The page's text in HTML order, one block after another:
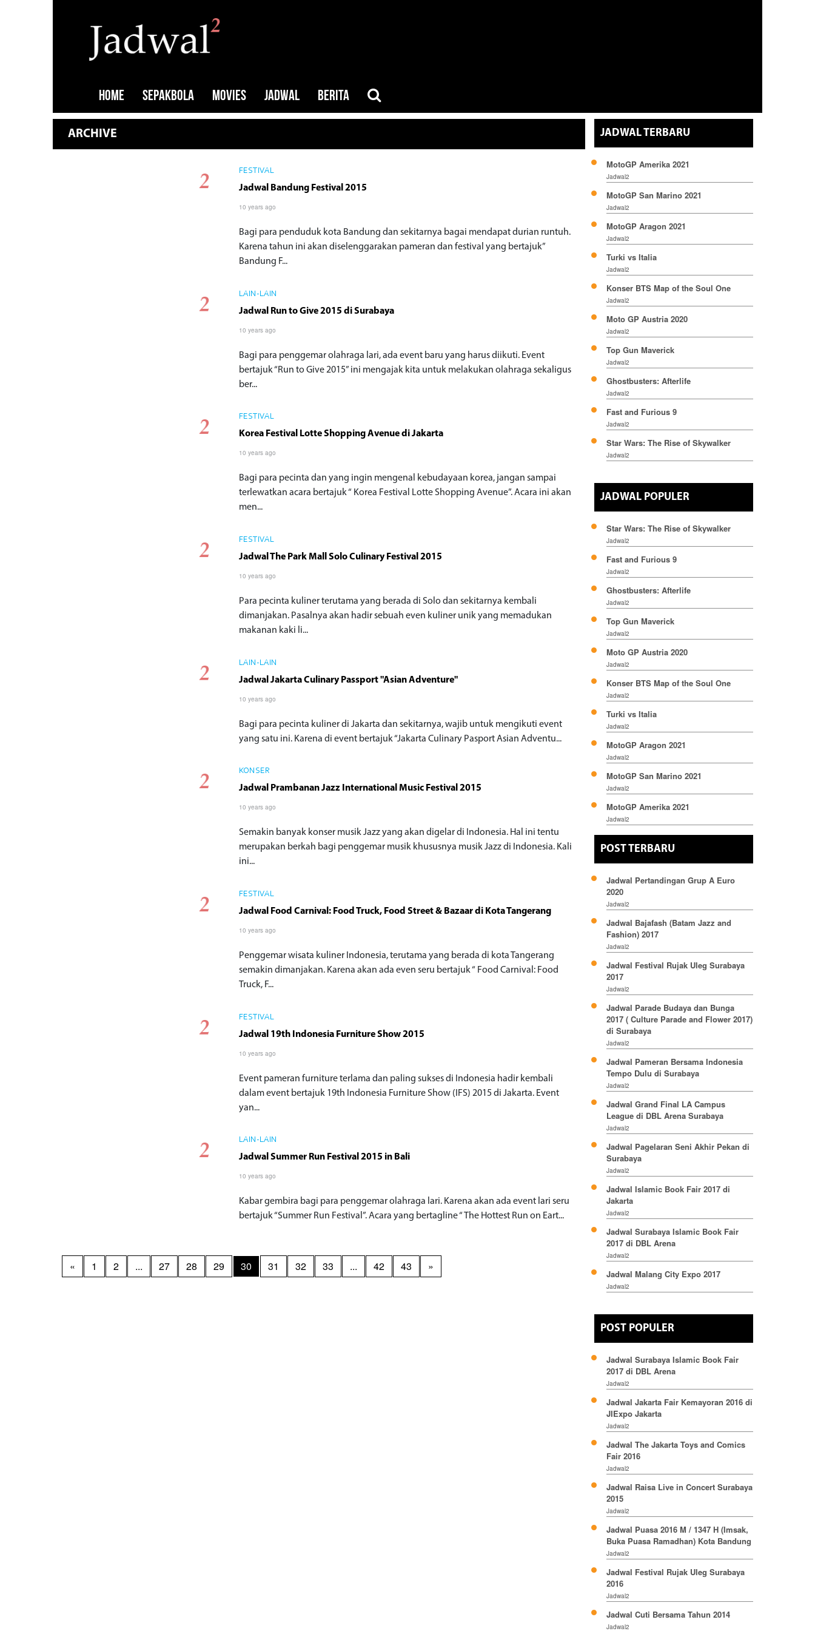
HOME SEPAKBOLA MOVIES JADWAL BERITA
ARCHIVE
FESTIVAL
Jadwal Bandung Festival 2015
10 years ago
Bagi para penduduk kota Bandung dan sekitarnya bagai mendapat durian runtuh.
Karena tahun ini akan diselenggarakan pameran dan festival yang bertajuk”
Bandung F...
LAIN-LAIN
Jadwal Run to Give 2015 di Surabaya
10 years ago
Bagi para penggemar olahraga lari, ada event baru yang harus diikuti. Event
bertajuk “Run to Give 2015” ini mengajak kita untuk melakukan olahraga sekaligus
ber...
FESTIVAL
Korea Festival Lotte Shopping Avenue di Jakarta
10 years ago
Bagi para pecinta dan yang ingin mengenal kebudayaan korea, jangan sampai
terlewatkan acara bertajuk “ Korea Festival Lotte Shopping Avenue”. Acara ini akan
men...
FESTIVAL
Jadwal The Park Mall Solo Culinary Festival 2015
10 years ago
Para pecinta kuliner terutama yang berada di Solo dan sekitarnya kembali
dimanjakan. Pasalnya akan hadir sebuah even kuliner unik yang memadukan
makanan kaki li...
LAIN-LAIN
Jadwal Jakarta Culinary Passport "Asian Adventure"
10 years ago
Bagi para pecinta kuliner di Jakarta dan sekitarnya, wajib untuk mengikuti event
yang satu ini. Karena di event bertajuk “Jakarta Culinary Pasport Asian Adventu...
KONSER
Jadwal Prambanan Jazz International Music Festival 2015
10 years ago
Semakin banyak konser musik Jazz yang akan digelar di Indonesia. Hal ini tentu
merupakan berkah bagi penggemar musik khususnya musik Jazz di Indonesia. Kali
ini...
FESTIVAL
Jadwal Food Carnival: Food Truck, Food Street & Bazaar di Kota Tangerang
10 years ago
Penggemar wisata kuliner Indonesia, terutama yang berada di kota Tangerang
semakin dimanjakan. Karena akan ada even seru bertajuk “ Food Carnival: Food
Truck, F...
FESTIVAL
Jadwal 19th Indonesia Furniture Show 2015
10 years ago
Event pameran furniture terlama dan paling sukses di Indonesia hadir kembali
dalam event bertajuk 19th Indonesia Furniture Show (IFS) 2015 di Jakarta. Event
yan...
LAIN-LAIN
Jadwal Summer Run Festival 2015 in Bali
10 years ago
Kabar gembira bagi para penggemar olahraga lari. Karena akan ada event lari seru
bertajuk “Summer Run Festival”. Acara yang bertagline “ The Hottest Run on Eart...
« 1 2 ... 27 28 29 30 31 32 33 ... 42 43 »
JADWAL TERBARU
MotoGP Amerika 2021
Jadwal2
MotoGP San Marino 2021
Jadwal2
MotoGP Aragon 2021
Jadwal2
Turki vs Italia
Jadwal2
Konser BTS Map of the Soul One
Jadwal2
Moto GP Austria 2020
Jadwal2
Top Gun Maverick
Jadwal2
Ghostbusters: Afterlife
Jadwal2
Fast and Furious 9
Jadwal2
Star Wars: The Rise of Skywalker
Jadwal2
JADWAL POPULER
Star Wars: The Rise of Skywalker
Jadwal2
Fast and Furious 9
Jadwal2
Ghostbusters: Afterlife
Jadwal2
Top Gun Maverick
Jadwal2
Moto GP Austria 2020
Jadwal2
Konser BTS Map of the Soul One
Jadwal2
Turki vs Italia
Jadwal2
MotoGP Aragon 2021
Jadwal2
MotoGP San Marino 2021
Jadwal2
MotoGP Amerika 2021
Jadwal2
POST TERBARU
Jadwal Pertandingan Grup A Euro
2020
Jadwal2
Jadwal Bajafash (Batam Jazz and
Fashion) 2017
Jadwal2
Jadwal Festival Rujak Uleg Surabaya
2017
Jadwal2
Jadwal Parade Budaya dan Bunga
2017 ( Culture Parade and Flower 2017)
di Surabaya
Jadwal2
Jadwal Pameran Bersama Indonesia
Tempo Dulu di Surabaya
Jadwal2
Jadwal Grand Final LA Campus
League di DBL Arena Surabaya
Jadwal2
Jadwal Pagelaran Seni Akhir Pekan di
Surabaya
Jadwal2
Jadwal Islamic Book Fair 2017 di
Jakarta
Jadwal2
Jadwal Surabaya Islamic Book Fair
2017 di DBL Arena
Jadwal2
Jadwal Malang City Expo 2017
Jadwal2
POST POPULER
Jadwal Surabaya Islamic Book Fair
2017 di DBL Arena
Jadwal2
Jadwal Jakarta Fair Kemayoran 2016 di
JIExpo Jakarta
Jadwal2
Jadwal The Jakarta Toys and Comics
Fair 2016
Jadwal2
Jadwal Raisa Live in Concert Surabaya
2015
Jadwal2
Jadwal Puasa 2016 M / 1347 H (Imsak,
Buka Puasa Ramadhan) Kota Bandung
Jadwal2
Jadwal Festival Rujak Uleg Surabaya
2016
Jadwal2
Jadwal Cuti Bersama Tahun 2014
Jadwal2